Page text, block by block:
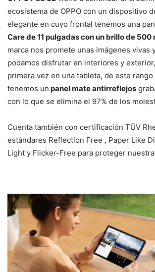
ecosistema de OPPO con un dispositivo
elegante en cuyo frontal tenemos una
Care de 11 pulgadas con un brillo de 500
marca nos promete unas imágenes vivas
podamos disfrutar en interiores y
primera vez en una tableta, de este
tenemos un panel mate antirreflejos
con lo que se elimina el 97% de los
Cuenta también con certificación TÜV
estándares Reflection Free , Paper Like
Light y Flicker-Free para proteger